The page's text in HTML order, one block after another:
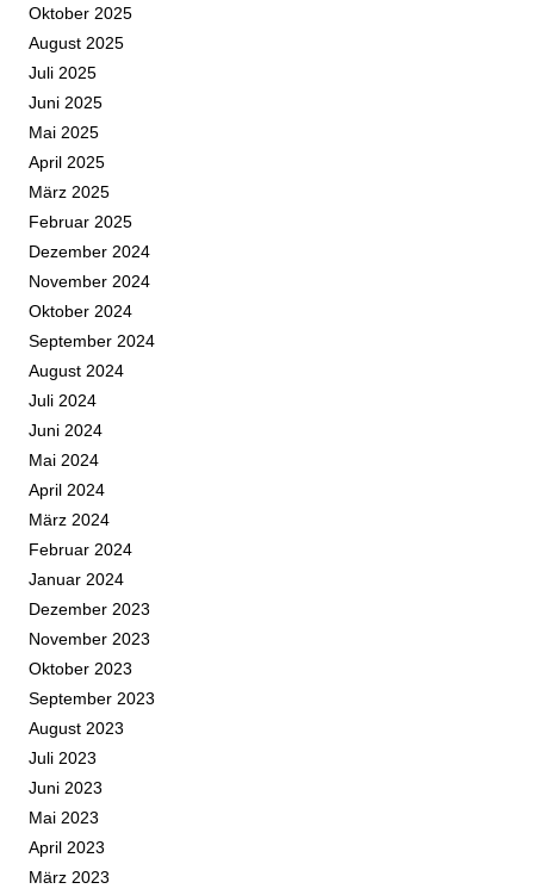
Oktober 2025
August 2025
Juli 2025
Juni 2025
Mai 2025
April 2025
März 2025
Februar 2025
Dezember 2024
November 2024
Oktober 2024
September 2024
August 2024
Juli 2024
Juni 2024
Mai 2024
April 2024
März 2024
Februar 2024
Januar 2024
Dezember 2023
November 2023
Oktober 2023
September 2023
August 2023
Juli 2023
Juni 2023
Mai 2023
April 2023
März 2023